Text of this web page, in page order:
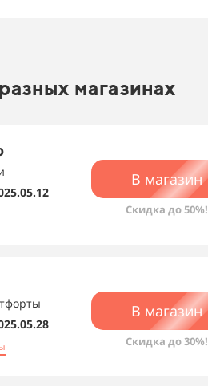
магазинах
В магазин
Скидка до 50%!
В магазин
Скидка до 30%!